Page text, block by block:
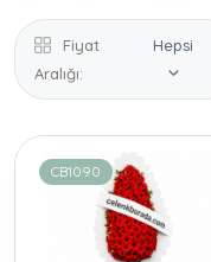
Fiyat
Aralığı:
Hepsi
CB1090